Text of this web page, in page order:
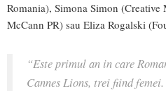
Romania), Simona Simon
McCann PR) sau Eliza Rogalski
“Este primul an in care
Cannes Lions, trei fiind